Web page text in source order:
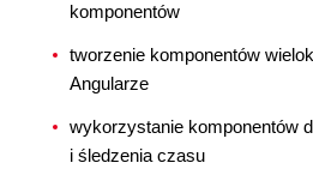
komponentów
tworzenie komponentów
Angularze
wykorzystanie komponentów
i śledzenia czasu